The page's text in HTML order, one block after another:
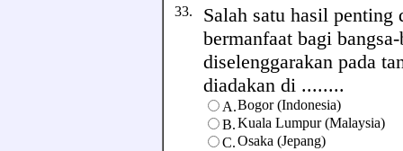
33. Salah satu hasil
bermanfaat bagi
diselenggarakan pada
diadakan di ........
A.Bogor (Indonesia)
B.Kuala Lumpur (Malaysia)
C.Osaka (Jepang)